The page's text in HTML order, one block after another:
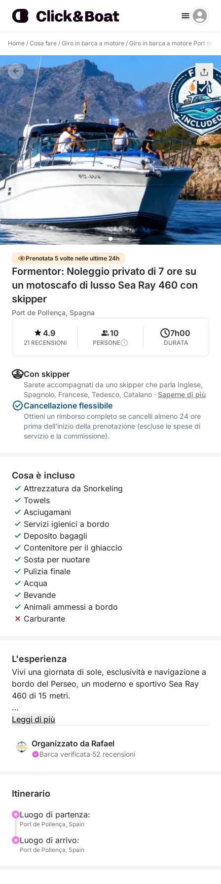
Home / Cosa fare / Giro in barca a motore / Giro in barca a motore Port de
Prenotata 5 volte nelle ultime 24h
Formentor: Noleggio privato di 7 ore su
un motoscafo di lusso Sea Ray 460 con
skipper
Port de Pollença, Spagna
4.9
21 RECENSIONI
10
PERSONE
7h00
DURATA
Con skipper
Sarete accompagnati da uno skipper che parla Inglese,
Spagnolo, Francese, Tedesco, Catalano · Saperne di più
Cancellazione flessibile
Ottieni un rimborso completo se cancelli almeno 24 ore
prima dell'inizio della prenotazione (escluse le spese di
servizio e la commissione).
Cosa è incluso
Attrezzatura da Snorkeling
Towels
Asciugamani
Servizi igienici a bordo
Deposito bagagli
Contenitore per il ghiaccio
Sosta per nuotare
Pulizia finale
Acqua
Bevande
Animali ammessi a bordo
Carburante
L'esperienza
Vivi una giornata di sole, esclusività e navigazione a
bordo del Perseo, un moderno e sportivo Sea Ray
460 di 15 metri.
Partendo dal prestigioso Real Club Náutico de Port
comodamente fino a 10 persone, offrendo
un'impareggiabile area esterna per godersi il clima
La tua esperienza di 7 ore in mare: goditi un'intera
nord di Maiorca. Il tuo skipper professionista
traccerà un itinerario che ti condurrà in baie riparate
e calette idilliache come Cala en Gossalba o Cala
Murta, evitando le folle di turisti. Un ampio
Leggi di più
Organizzato da Rafael
Barca verificata·52 recensioni
Itinerario
Luogo di partenza:
Port de Pollença, Spain
Luogo di arrivo:
Port de Pollença, Spain